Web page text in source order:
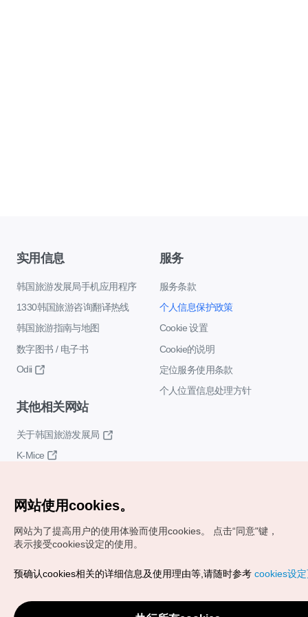
实用信息
韩国旅游发展局手机应用程序
1330韩国旅游咨询翻译热线
韩国旅游指南与地图
数字图书 / 电子书
Odii
服务
服务条款
个人信息保护政策
Cookie 设置
Cookie的说明
定位服务使用条款
个人位置信息处理方针
其他相关网站
关于韩国旅游发展局
K-Mice
Copyrights (c) 韩国旅游发展局版权所有
VISITKOREA官方邮箱
chnsim@knto.or.kr
网站使用cookies。
网站为了提高用户的使用体验而使用cookies。
点击“同意"键，
表示接受cookies设定的使用。
预确认cookies相关的详细信息及使用理由等,请随时参考 cookies设